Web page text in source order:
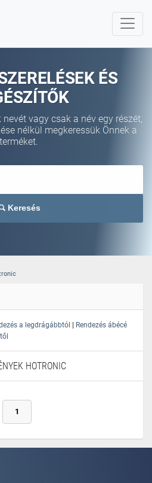
ÉS
vagy csak a név egy részét,
nélkül megkeressük Önnek a
terméket.
Keresés
a legdrágábbtól | Rendezés ábécé
HOTRONIC
1